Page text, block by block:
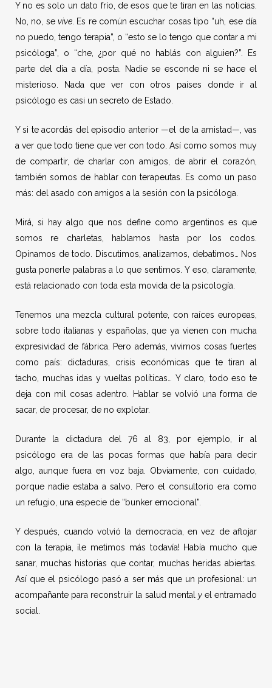
Y no es solo un dato frío, de esos que te tiran en las noticias.
No, no, se vive . Es re común escuchar cosas tipo “uh, ese día
no puedo, tengo terapia”, o “esto se lo tengo que contar a mi
psicóloga”, o “che, ¿por qué no hablás con alguien?”. Es
parte del día a día, posta. Nadie se esconde ni se hace el
misterioso. Nada que ver con otros países donde ir al
psicólogo es casi un secreto de Estado.
Y si te acordás del episodio anterior —el de la amistad—, vas
a ver que todo tiene que ver con todo. Así como somos muy
de compartir, de charlar con amigos, de abrir el corazón,
también somos de hablar con terapeutas. Es como un paso
más: del asado con amigos a la sesión con la psicóloga.
Mirá, si hay algo que nos define como argentinos es que
somos re charletas, hablamos hasta por los codos.
Opinamos de todo. Discutimos, analizamos, debatimos… Nos
gusta ponerle palabras a lo que sentimos. Y eso, claramente,
está relacionado con toda esta movida de la psicología.
Tenemos una mezcla cultural potente, con raíces europeas,
sobre todo italianas y españolas, que ya vienen con mucha
expresividad de fábrica. Pero además, vivimos cosas fuertes
como país: dictaduras, crisis económicas que te tiran al
tacho, muchas idas y vueltas políticas… Y claro, todo eso te
deja con mil cosas adentro. Hablar se volvió una forma de
sacar, de procesar, de no explotar.
Durante la dictadura del 76 al 83, por ejemplo, ir al
psicólogo era de las pocas formas que había para decir
algo, aunque fuera en voz baja. Obviamente, con cuidado,
porque nadie estaba a salvo. Pero el consultorio era como
un refugio, una especie de “bunker emocional”.
Y después, cuando volvió la democracia, en vez de aflojar
con la terapia, ¡le metimos más todavía! Había mucho que
sanar, muchas historias que contar, muchas heridas abiertas.
Así que el psicólogo pasó a ser más que un profesional: un
acompañante para reconstruir la salud mental yel entramado
social.